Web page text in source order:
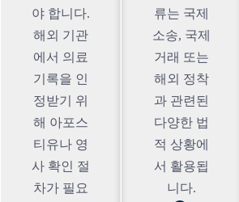
야 합니다.
해외 기관
에서 의료
기록을 인
정받기 위
해 아포스
티유나 영
사 확인 절
차가 필요
류는 국제
소송, 국제
거래 또는
해외 정착
과 관련된
다양한 법
적 상황에
서 활용됩
니다.